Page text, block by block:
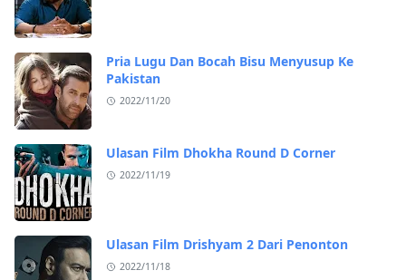
Pria Lugu Dan Bocah Bisu Menyusup Ke
Pakistan
2022/11/20
Ulasan Film Dhokha Round D Corner
2022/11/19
Ulasan Film Drishyam 2 Dari Penonton
2022/11/18